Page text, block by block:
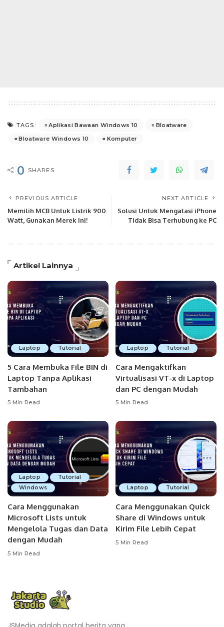
TAGS: Aplikasi Bawaan Windows 10
Bloatware
Bloatware Windows 10
Komputer
0 SHARES
PREVIOUS ARTICLE
Memilih MCB Untuk Listrik 900
Watt, Gunakan Merek Ini!
NEXT ARTICLE
Solusi Untuk Mengatasi iPhone
Tidak Bisa Terhubung ke PC
Artikel Lainnya
Laptop Tutorial
5 Cara Membuka File BIN di
Laptop Tanpa Aplikasi
Tambahan
5 Min Read
Laptop Tutorial
Cara Mengaktifkan
Virtualisasi VT-x di Laptop
dan PC dengan Mudah
5 Min Read
Laptop
Tutorial
Windows
Cara Menggunakan
Microsoft Lists untuk
Mengelola Tugas dan Data
dengan Mudah
5 Min Read
Laptop Tutorial
Cara Menggunakan Quick
Share di Windows untuk
Kirim File Lebih Cepat
5 Min Read